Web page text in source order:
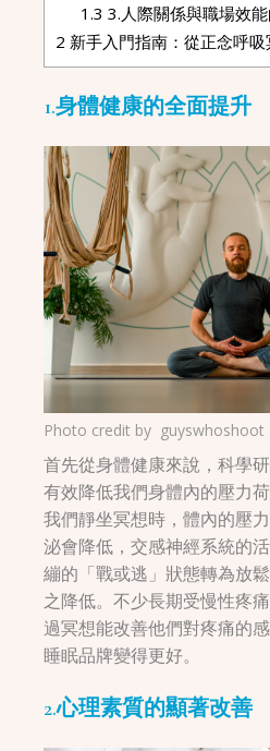
1.3 3.人際關係與職場效
2 新手入門指南：從正念呼
1.身體健康的全面提升
Photo credit by guyswhoshoot
首先從身體健康來說，科學
有效降低我們身體內的壓力
我們靜坐冥想時，體內的壓
泌會降低，交感神經系統的
繃的「戰或逃」狀態轉為放
之降低。不少長期受慢性疼
過冥想能改善他們對疼痛的
睡眠品牌變得更好。
2.心理素質的顯著改善